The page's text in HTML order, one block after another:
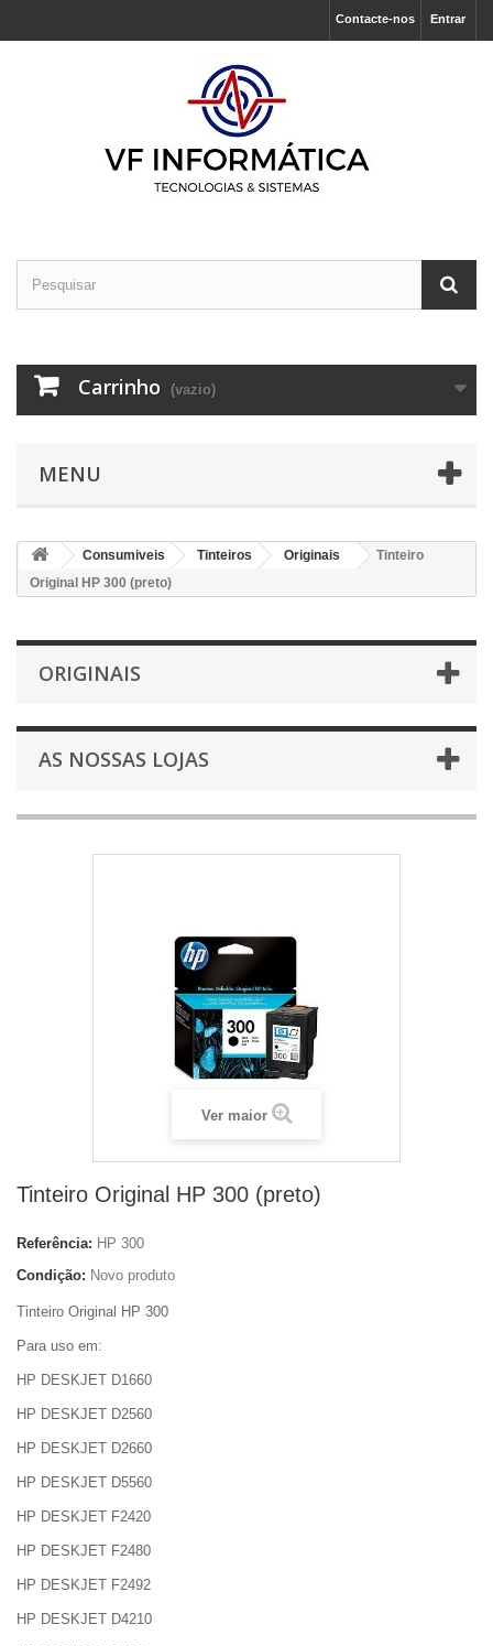
Entrar
Contacte-nos
Carrinho (vazio)
MENU
Consumiveis Tinteiros Originais
Tinteiro
Original HP 300 (preto)
ORIGINAIS
AS NOSSAS LOJAS
Ver maior
Tinteiro Original HP 300 (preto)
Referência: HP 300
Condição: Novo produto
Tinteiro Original HP 300
Para uso em:
HP DESKJET D1660
HP DESKJET D2560
HP DESKJET D2660
HP DESKJET D5560
HP DESKJET F2420
HP DESKJET F2480
HP DESKJET F2492
HP DESKJET D4210